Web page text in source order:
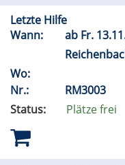
Letzte Hilfe
Wann:
ab Fr.
Wo:
Nr.:
RM3003
Status:
Plätze frei